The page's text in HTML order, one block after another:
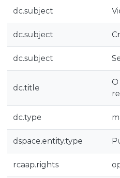
dc.subject
dc.subject
dc.subject
dc.title
O
dc.type
dspace.entity.type
rcaap.rights